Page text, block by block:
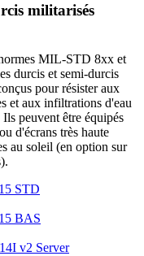
militarisés
MIL-STD 8xx et
durcis et semi-durcis
pour résister aux
et aux infiltrations d'eau
Ils peuvent être équipés
d'écrans très haute
au soleil (en option sur
STD
BAS
v2 Server